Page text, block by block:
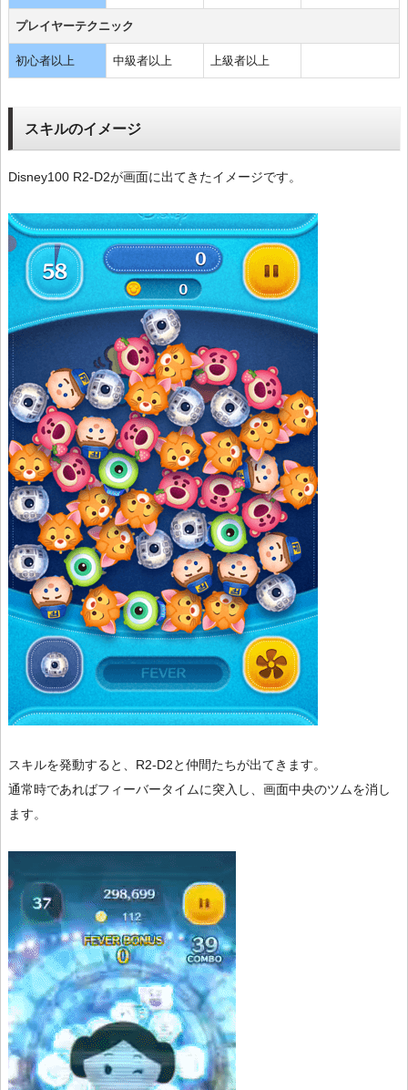
プレイヤーテクニック
初心者以上 中級者以上 上級者以上
スキルのイメージ
Disney100 R2-D2が画面に出てきたイメージです。
スキルを発動すると、R2-D2と仲間たちが出てきます。
通常時であればフィーバータイムに突入し、画面中央のツムを消し
ます。